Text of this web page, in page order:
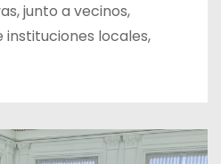
junto a vecinos,
locales,